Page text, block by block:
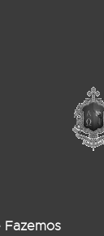
Fazemos